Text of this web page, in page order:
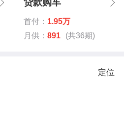
贷款购车
首付： 1.95万
月供： 891 (共36期)
定位